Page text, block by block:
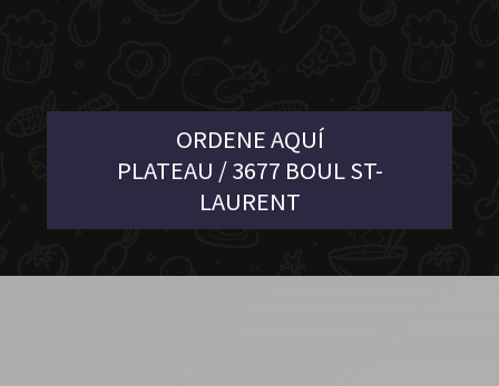
ORDENE AQUÍ
PLATEAU / 3677 BOUL ST-
LAURENT